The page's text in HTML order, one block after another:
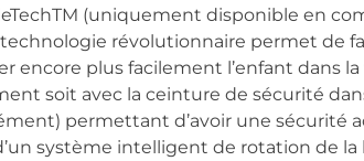
(uniquement disponible en
révolutionnaire permet de
encore plus facilement l’enfant dans
soit avec la ceinture de sécurité
permettant d’avoir une sécurité
système intelligent de rotation de la